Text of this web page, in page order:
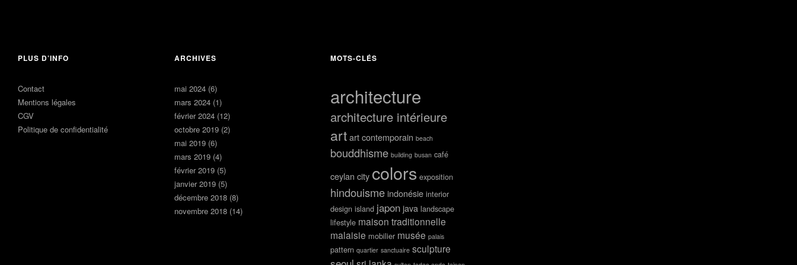
21 février
2024
Laisser un
PLUS D’INFO
Contact
Mentions légales
CGV
Politique de confidentialité
ARCHIVES
mai 2024(6)
mars 2024(1)
février 2024(12)
octobre 2019(2)
mai 2019(6)
mars 2019(4)
février 2019(5)
janvier 2019(5)
décembre 2018(8)
novembre 2018(14)
MOTS-CLÉS
architecture
architecture intérieure
art art contemporain beach
bouddhisme building busan café
ceylan city colors exposition
hindouisme indonésie interior
design island japon java landscape
lifestyle maison traditionnelle
malaisie mobilier musée palais
pattern quartier sanctuaire sculpture